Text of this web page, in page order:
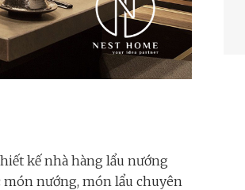
kế nhà hàng lẩu nướng
nướng, món lẩu chuyên